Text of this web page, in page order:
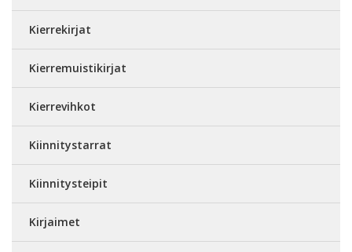
Kierrekirjat
Kierremuistikirjat
Kierrevihkot
Kiinnitystarrat
Kiinnitysteipit
Kirjaimet